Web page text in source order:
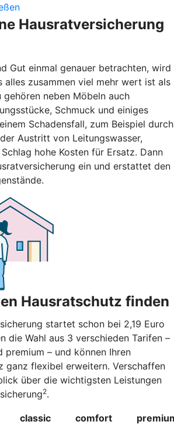
Hausratversicherung
Gut einmal genauer betrachten, wird
alles zusammen viel mehr wert ist als
neben Möbeln auch
Schmuck und einiges
Schadensfall, zum Beispiel durch
Austritt von Leitungswasser,
hohe Kosten für Ersatz. Dann
ein und erstattet den
Hausratschutz finden
startet schon bei 2,19 Euro
die Wahl aus 3 verschieden Tarifen –
– und können Ihren
ganz flexibel erweitern. Verschaffen
über die wichtigsten Leistungen
2.
classic comfort